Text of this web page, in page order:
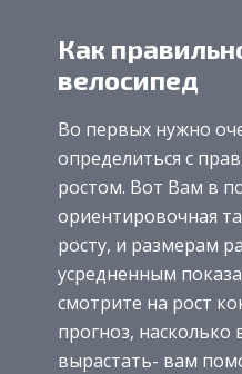
Как
велосипед
Во первых нужно
определиться с
ростом. Вот Вам в
ориентировочная
росту, и размерам
усредненным
смотрите на рост
прогноз, насколько
вырастать- вам